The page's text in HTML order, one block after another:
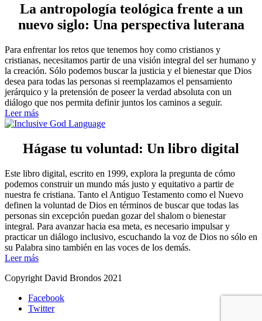
La antropología teológica frente a un
nuevo siglo: Una perspectiva luterana
Para enfrentar los retos que tenemos hoy como cristianos y
cristianas, necesitamos partir de una visión integral del ser humano y
la creación. Sólo podemos buscar la justicia y el bienestar que Dios
desea para todas las personas si reemplazamos el pensamiento
jerárquico y la pretensión de poseer la verdad absoluta con un
diálogo que nos permita definir juntos los caminos a seguir.
Leer más
Hágase tu voluntad: Un libro digital
Este libro digital, escrito en 1999, explora la pregunta de cómo
podemos construir un mundo más justo y equitativo a partir de
nuestra fe cristiana. Tanto el Antiguo Testamento como el Nuevo
definen la voluntad de Dios en términos de buscar que todas las
personas sin excepción puedan gozar del shalom o bienestar
integral. Para avanzar hacia esa meta, es necesario impulsar y
practicar un diálogo inclusivo, escuchando la voz de Dios no sólo en
su Palabra sino también en las voces de los demás.
Leer más
Copyright David Brondos 2021
Facebook
Twitter